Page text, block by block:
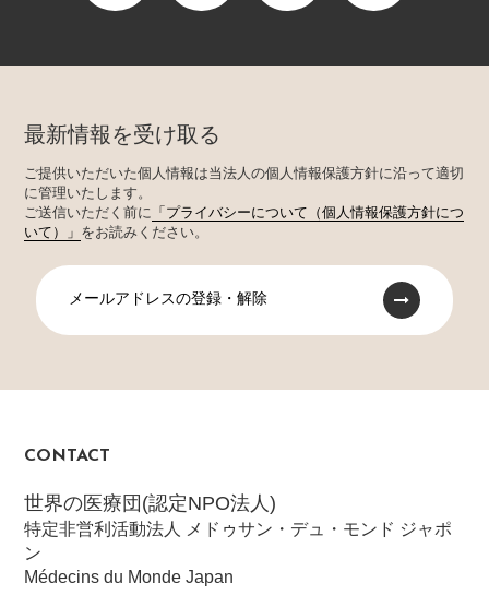
最新情報を受け取る
ご提供いただいた個人情報は当法人の個人情報保護方針に沿って適切
に管理いたします。
ご送信いただく前に
「プライバシーについて（個人情報保護方針につ
いて）」 をお読みください。
メールアドレスの登録・解除
CONTACT
世界の医療団(認定NPO法人)
特定非営利活動法人 メドゥサン・デュ・モンド ジャポ
ン
Médecins du Monde Japan